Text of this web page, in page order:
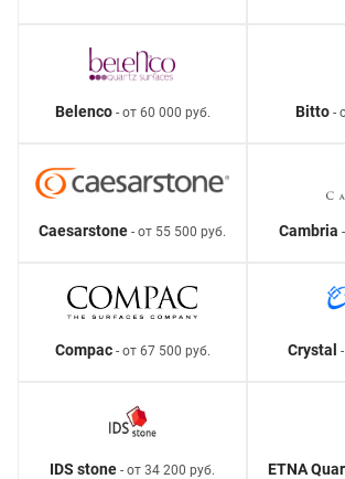
Belenco- от 60 000 руб. Bitto -
Caesarstone - от 55 500 руб. Cambria
Compac- от 67 500 руб. Crystal
IDS stone - от 34 200 руб. ETNA